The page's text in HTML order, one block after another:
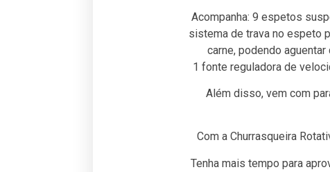
Acompanha: 9 espetos
sistema de trava no espeto
carne, podendo
1 fonte reguladora de
Além disso, vem com
Com a Churrasqueira
Tenha mais tempo para